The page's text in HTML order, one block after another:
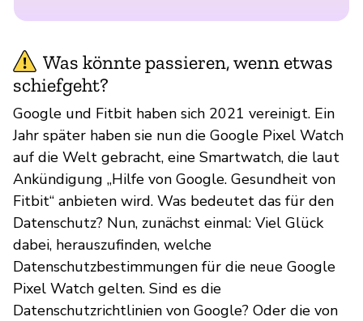
Was könnte passieren, wenn etwas
schiefgeht?
Google und Fitbit haben sich 2021 vereinigt. Ein
Jahr später haben sie nun die Google Pixel Watch
auf die Welt gebracht, eine Smartwatch, die laut
Ankündigung „Hilfe von Google. Gesundheit von
Fitbit“ anbieten wird. Was bedeutet das für den
Datenschutz? Nun, zunächst einmal: Viel Glück
dabei, herauszufinden, welche
Datenschutzbestimmungen für die neue Google
Pixel Watch gelten. Sind es die
Datenschutzrichtlinien von Google? Oder die von